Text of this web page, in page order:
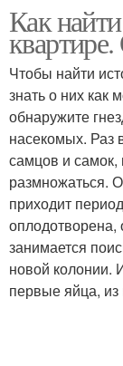
Как
Чтобы найти
знать о них
обнаружите
насекомых. Раз
самцов и
размножаться.
приходит
оплодотворена,
занимается
новой колонии.
первые яйца, из